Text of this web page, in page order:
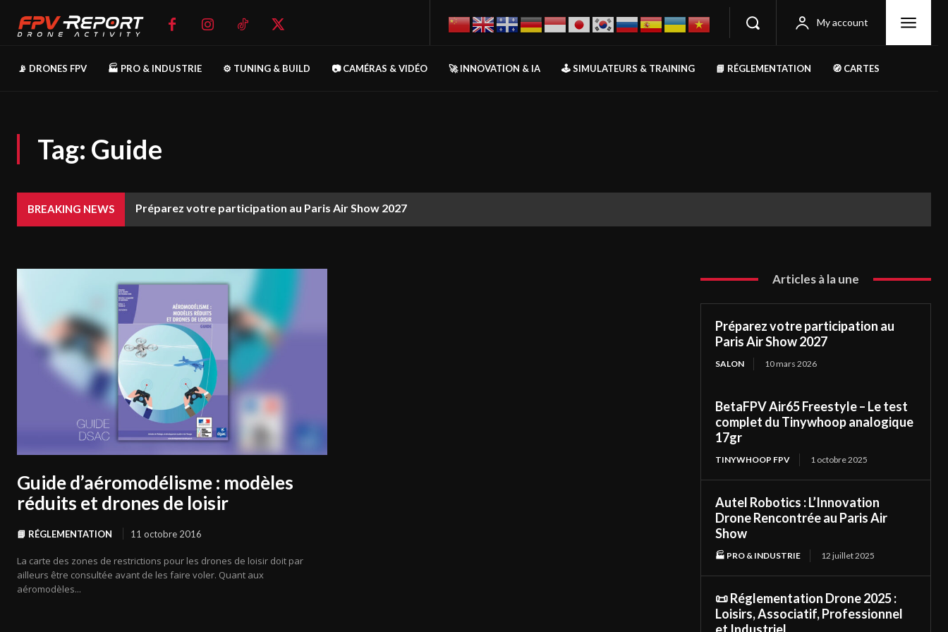
My account
📡 DRONES FPV 🏭 PRO & INDUSTRIE ⚙️ TUNING & BUILD 📷 CAMÉRAS & VIDÉO 🚀 INNOVATION & IA 🕹️ SIMULATEURS & TRAINING 📘 RÉGLEMENTATION 🧭 CARTES
Tag: Guide
BREAKING NEWS Préparez votre participation au Paris Air Show 2027
Guide d’aéromodélisme : modèles
réduits et drones de loisir
📘 RÉGLEMENTATION 11 octobre 2016
La carte des zones de restrictions pour les drones de loisir doit par
ailleurs être consultée avant de les faire voler. Quant aux
aéromodèles...
Articles à la une
Préparez votre participation au
Paris Air Show 2027
SALON 10 mars 2026
BetaFPV Air65 Freestyle – Le test
complet du Tinywhoop analogique
17gr
TINYWHOOP FPV 1 octobre 2025
Autel Robotics : L’Innovation
Drone Rencontrée au Paris Air
Show
🏭 PRO & INDUSTRIE 12 juillet 2025
📜 Réglementation Drone 2025 :
Loisirs, Associatif, Professionnel